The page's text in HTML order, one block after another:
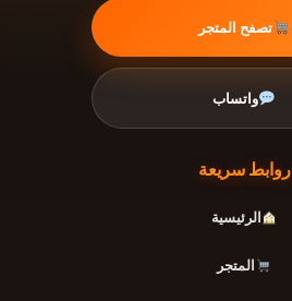
تصفح المتجر
واتساب
روابط سريعة
الرئيسية
المتجر